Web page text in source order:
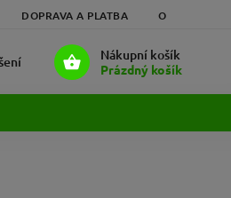
DOPRAVA A PLATBA OBCHODNÍ
Nákupní košík
Prázdný košík